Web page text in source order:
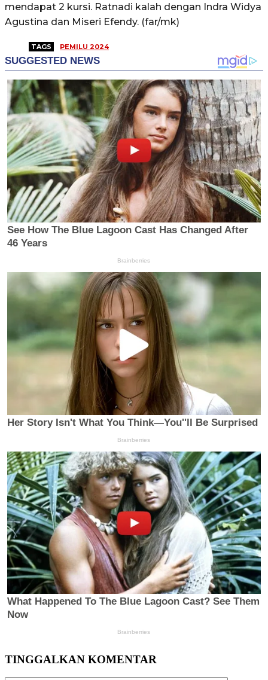
mendapat 2 kursi. Ratnadi kalah dengan Indra Widya
Agustina dan Miseri Efendy. (far/mk)
TAGS PEMILU 2024
TINGGALKAN KOMENTAR